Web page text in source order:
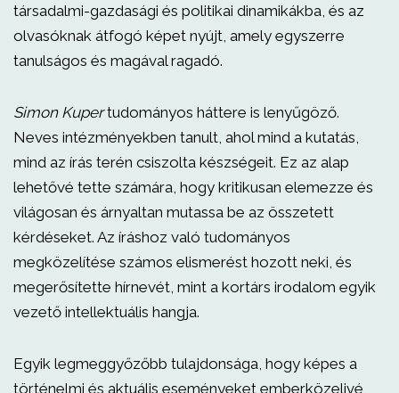
társadalmi-gazdasági és politikai dinamikákba, és az
olvasóknak átfogó képet nyújt, amely egyszerre
tanulságos és magával ragadó.
Simon Kupertudományos háttere is lenyűgöző.
Neves intézményekben tanult, ahol mind a kutatás,
mind az írás terén csiszolta készségeit. Ez az alap
lehetővé tette számára, hogy kritikusan elemezze és
világosan és árnyaltan mutassa be az összetett
kérdéseket. Az íráshoz való tudományos
megközelítése számos elismerést hozott neki, és
megerősítette hírnevét, mint a kortárs irodalom egyik
vezető intellektuális hangja.
Egyik legmeggyőzőbb tulajdonsága, hogy képes a
történelmi és aktuális eseményeket emberközelivé,